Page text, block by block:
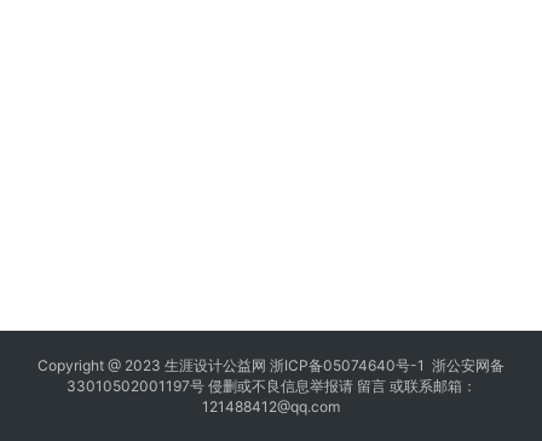
Copyright @ 2023 生涯设计公益网 浙ICP备05074640号-1 浙公安网备
33010502001197号 侵删或不良信息举报请 留言或联系邮箱：
121488412@qq.com